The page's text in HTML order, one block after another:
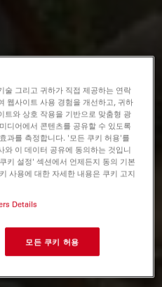
술 그리고 귀하가 직접 제공하는 연락
웹사이트 사용 경험을 개선하고, 귀하
트와 상호 작용을 기반으로 맞춤형 광
디어에서 콘텐츠를 공유할 수 있도록
과를 측정합니다. '모든 쿠키 허용'를
와 이 데이터 공유에 동의하는 것입니
키 설정' 섹션에서 언제든지 동의 기본
사용에 대한 자세한 내용은 쿠키 고지
Details
모든 쿠키 허용